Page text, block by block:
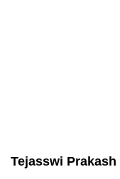
Tejasswi Prakash